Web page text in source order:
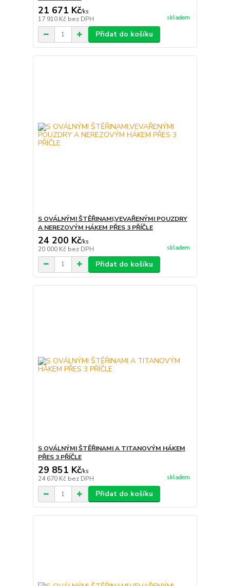
21 671 Kč/ks
17 910 Kč bez DPH skladem
Přidat do košíku
S OVÁLNÝMI ŠTĚŘINAMI,VEVAŘENÝMI POUZDRY
A NEREZOVÝM HÁKEM PŘES 3 PŘÍČLE
24 200 Kč/ks
20 000 Kč bez DPH skladem
Přidat do košíku
S OVÁLNÝMI ŠTĚŘINAMI A TITANOVÝM HÁKEM
PŘES 3 PŘÍČLE
29 851 Kč/ks
24 670 Kč bez DPH skladem
Přidat do košíku